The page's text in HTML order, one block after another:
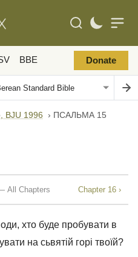
BBE Donate
BJU 1996 › ПСАЛЬМА 15
Chapters Chapter 16 ›
хто буде пробувати в
на сьвятій горі твоїй?